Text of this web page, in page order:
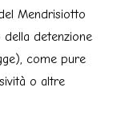
Mendrisiotto
detenzione
come pure
o altre